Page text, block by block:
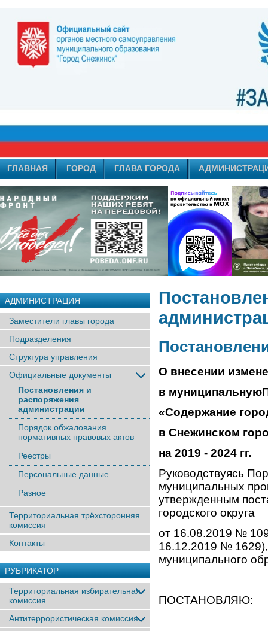
ГЛАВНАЯ ГОРОД ГЛАВА ГОРОДА
АДМИНИСТРАЦИЯ
Заместители главы города
Подразделения
Структура управления
Официальные документы
Постановления и
распоряжения
администрации
Порядок обжалования
нормативных правовых актов
Реестры
Персональные данные
Разное
Территориальная трёхсторонняя
комиссия
Контакты
РУБРИКАТОР
Территориальная избирательная
комиссия
Антитеррористическая комиссия
О внесении
в муниципальную
«Содержание
в Снежинском
на 2019 - 2024 гг.
Руководствуясь
муниципальных
утвержденным
городского округа
от 16.08.2019 №
16.12.2019 № 1629),
муниципального
ПОСТАНОВЛЯЮ: